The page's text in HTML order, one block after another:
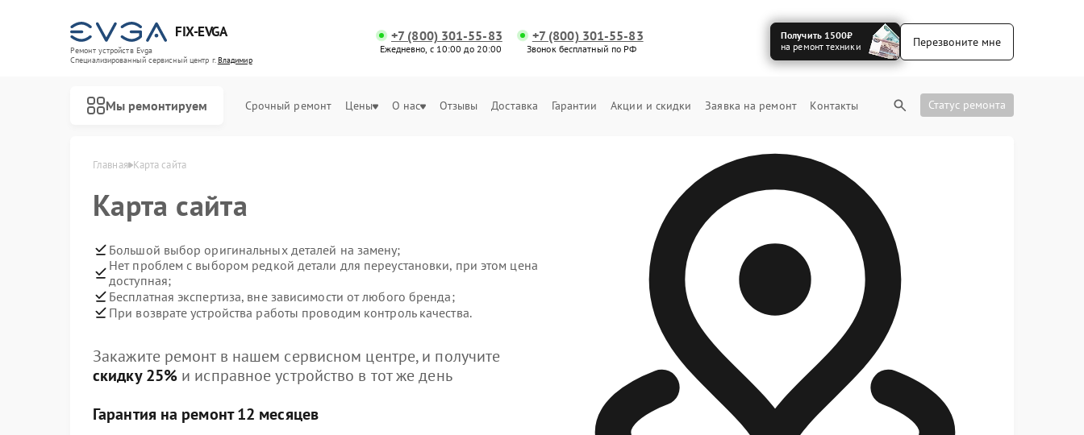
FIX-EVGA
Ремонт устройств Evga
Специализированный cервисный центр г.Владимир
+7 (800) 301-55-83
Ежедневно, с 10:00 до 20:00
+7 (800) 301-55-83
Звонок бесплатный по РФ
Получить 1500₽
на ремонт техники
Перезвоните мне
Мы ремонтируем Срочный ремонт Цены О нас Отзывы Доставка Гарантии Акции и скидки Заявка на ремонт Контакты Статус ремонта
Главная Карта сайта
Карта сайта
Большой выбор оригинальных деталей на замену;
Нет проблем с выбором редкой детали для переустановки, при этом цена
доступная;
Бесплатная экспертиза, вне зависимости от любого бренда;
При возврате устройства работы проводим контроль качества.
Закажите ремонт в нашем сервисном центре, и получите
скидку 25% и исправное устройство в тот же день
Гарантия на ремонт 12 месяцев